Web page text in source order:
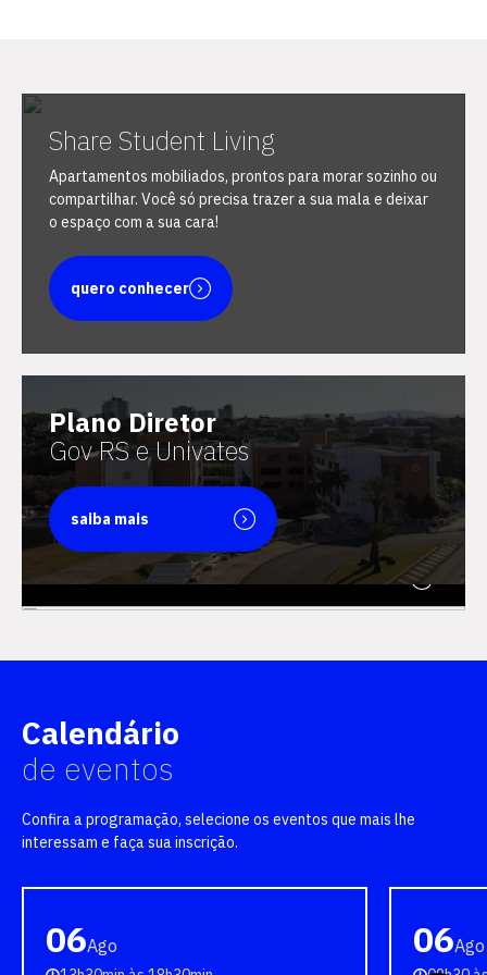
Share Student Living
Apartamentos mobiliados, prontos para morar sozinho ou
compartilhar. Você só precisa trazer a sua mala e deixar
o espaço com a sua cara!
quero conhecer
Plano Diretor
Gov RS e Univates
saiba mais
Calendário
de eventos
Confira a programação, selecione os eventos que mais lhe
interessam e faça sua inscrição.
06Ago 06Ago
Escolha a vaga que você
quer concorrer:
vagas para início de curso
vagas a partir do 2º ano de curso